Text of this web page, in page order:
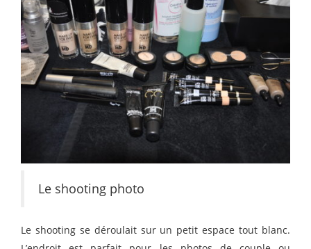
Le shooting photo
Le shooting se déroulait sur un petit espace tout blanc.